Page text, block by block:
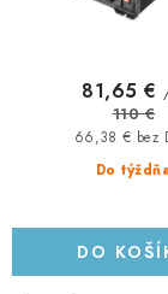
Do
66,38 € bez
81,65 €
110 €
DO